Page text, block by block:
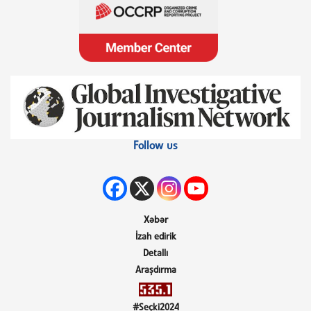
Follow us
Xəbər
İzah edirik
Detallı
Araşdırma
#Seçki2024